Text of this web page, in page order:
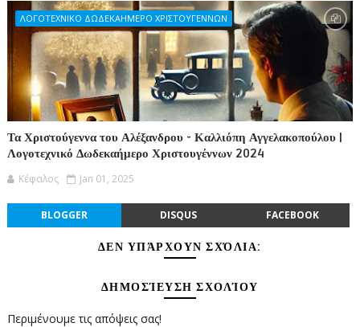
ΛΟΓΟΤΕΧΝΙΚΟ ΔΩΔΕΚΑΗΜΕΡΟ ΧΡΙΣΤΟΥΓΕΝΝΩΝ
Τα Χριστούγεννα του Αλέξανδρου - Καλλιόπη Αγγελακοπούλου |
Λογοτεχνικό Δωδεκαήμερο Χριστουγέννων 2024
Κέφαλος Jan 01, 2025
BLOGGER DISQUS FACEBOOK
ΔΕΝ ΥΠΆΡΧΟΥΝ ΣΧΌΛΙΑ:
ΔΗΜΟΣΊΕΥΣΗ ΣΧΟΛΊΟΥ
Περιμένουμε τις απόψεις σας!